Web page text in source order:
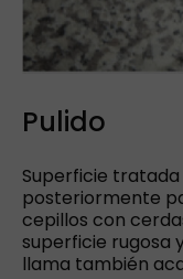
Pulido
Superficie
posteriormente
cepillos con
superficie rugosa
llama también